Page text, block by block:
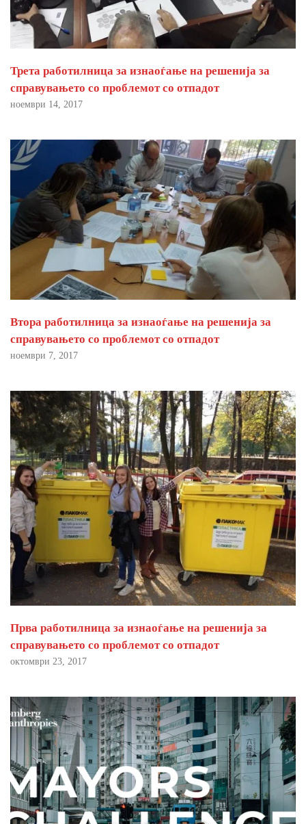
Трета работилница за изнаоѓање на решенија за
справувањето со проблемот со отпадот
ноември 14, 2017
Втора работилница за изнаоѓање на решенија за
справувањето со проблемот со отпадот
ноември 7, 2017
Прва работилница за изнаоѓање на решенија за
справувањето со проблемот со отпадот
октомври 23, 2017